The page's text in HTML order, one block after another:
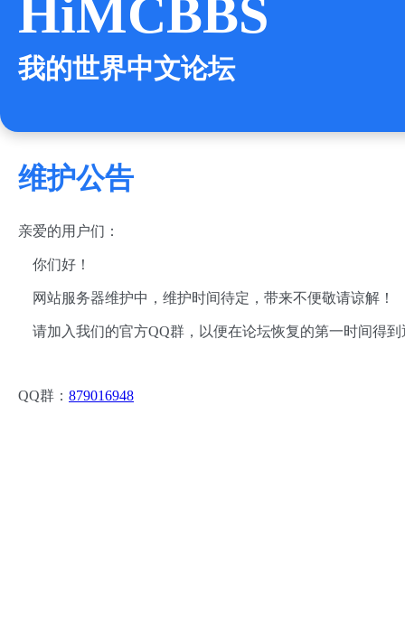
HiMCBBS
我的世界中文论坛
维护公告
亲爱的用户们：
你们好！
网站服务器维护中，维护时间待定，带来不便敬请谅解！
请加入我们的官方QQ群，以便在论坛恢复的第一时间得到
QQ群： 879016948